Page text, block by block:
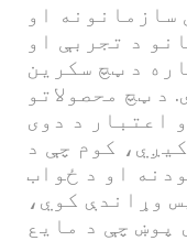
سازمانونه او
د تجربې او
د ټچ سکرین
د ټچ محصولاتو
اعتبار د دوی
کوم چې د
او د ځواب
وړاندې کوي،
پوښ چې د مایع